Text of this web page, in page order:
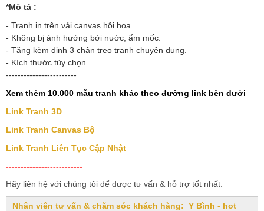
*Mô tả :
- Tranh in trên vải canvas hội họa.
- Không bị ảnh hưởng bởi nước, ẩm mốc.
- Tặng kèm đinh 3 chân treo tranh chuyên dụng.
- Kích thước tùy chọn
------------------------
Xem thêm 10.000 mẫu tranh khác theo đường link bên dưới
Link Tranh 3D
Link Tranh Canvas Bộ
Link Tranh Liên Tục Cập Nhật
--------------------------
Hãy liên hệ với chúng tôi để được tư vấn & hỗ trợ tốt nhất.
Nhân viên tư vấn & chăm sóc khách hàng: Y Bình - hot